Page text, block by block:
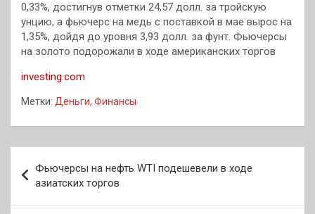
0,33%, достигнув отметки 24,57 долл. за тройскую
унцию, а фьючерс на медь с поставкой в мае вырос на
1,35%, дойдя до уровня 3,93 долл. за фунт. Фьючерсы
на золото подорожали в ходе американских торгов
investing.com
Метки: Деньги, Финансы
по
записям
Фьючерсы на нефть WTI подешевели в ходе
азиатских торгов